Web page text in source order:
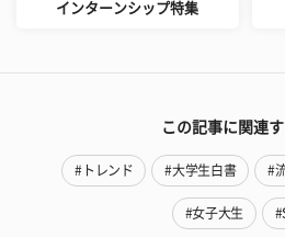
インターンシップ特集
この記事に関連
#トレンド #大学生白書 #
#女子大生